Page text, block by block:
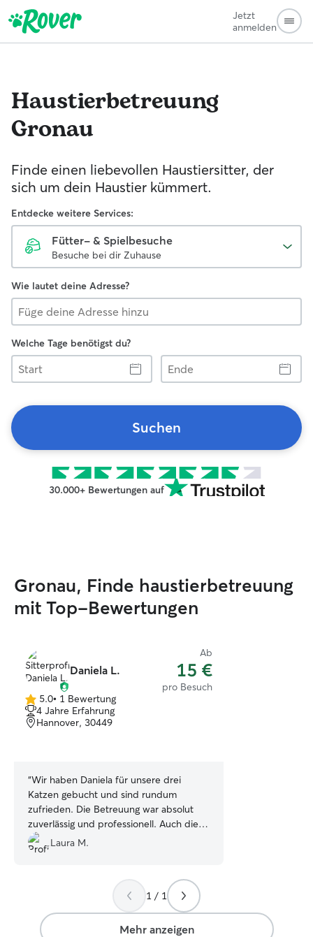
Jetzt
anmelden
Haustierbetreuung
Gronau
Finde einen liebevollen Haustiersitter, der
sich um dein Haustier kümmert.
Entdecke weitere Services:
Fütter- & Spielbesuche
Besuche bei dir Zuhause
Wie lautet deine Adresse?
Welche Tage benötigst du?
Start
Ende
Suchen
30.000+ Bewertungen auf
Gronau, Finde haustierbetreuung
mit Top-Bewertungen
Daniela L.
Ab
15 €
pro Besuch
5.0
von
5
5.0• 1 Bewertung
4 Jahre Erfahrung
Hannover, 30449
“Wir haben Daniela für unsere drei
Katzen gebucht und sind rundum
zufrieden. Die Betreuung war absolut
zuverlässig und professionell. Auch die
Wohnung wurde super ordentlich
hinterlassen. Wir werden Daniela
Laura M.
1 / 1
Mehr anzeigen